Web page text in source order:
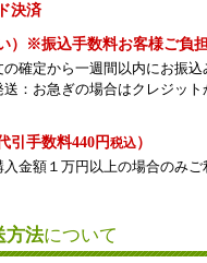
決済
）※振込手数料お客様ご負担
確定から一週間以内にお振込
：お急ぎの場合はクレジット
引手数料440円税込）
金額１万円以上の場合のみご
方法について